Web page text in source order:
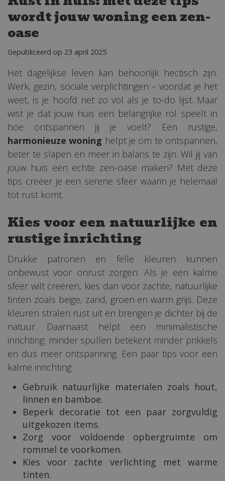
wordt jouw woning een zen-
oase
Gepubliceerd op 23 april 2025
Het dagelijkse leven kan behoorlijk hectisch zijn.
Werk, gezin, sociale verplichtingen – voordat je het
weet, is je hoofd net zo vol als je to-do lijst. Maar
wist je dat jouw huis een belangrijke rol speelt in
hoe ontspannen jij je voelt? Een rustige,
harmonieuze woning helpt je om te ontspannen,
beter te slapen en meer in balans te zijn. Wil jij van
jouw huis een echte zen-oase maken? Met deze
tips creëer je een serene sfeer waarin je helemaal
tot rust komt.
Kies voor een natuurlijke en
rustige inrichting
Drukke patronen en felle kleuren kunnen
onbewust voor onrust zorgen. Als je een kalme
sfeer wilt creëren, kies dan voor zachte, natuurlijke
tinten zoals beige, zand, groen en warm grijs. Deze
kleuren stralen rust uit en brengen je dichter bij de
natuur. Daarnaast helpt een minimalistische
inrichting: minder spullen betekent minder prikkels
en dus meer ontspanning. Een paar tips voor een
kalme inrichting:
Gebruik natuurlijke materialen zoals hout,
linnen en bamboe.
Beperk decoratie tot een paar zorgvuldig
uitgekozen items.
Zorg voor voldoende opbergruimte om
rommel te voorkomen.
Kies voor zachte verlichting met warme
tinten.